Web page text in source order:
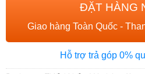
ĐẶT HÀNG
Giao hàng Toàn Quốc -
Hỗ trợ trả góp 0%